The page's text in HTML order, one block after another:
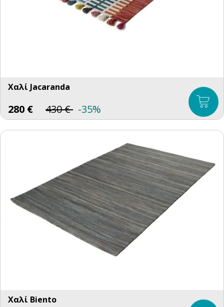
Χαλί Jacaranda
280 € 430€ -35%
Χαλί Βiento